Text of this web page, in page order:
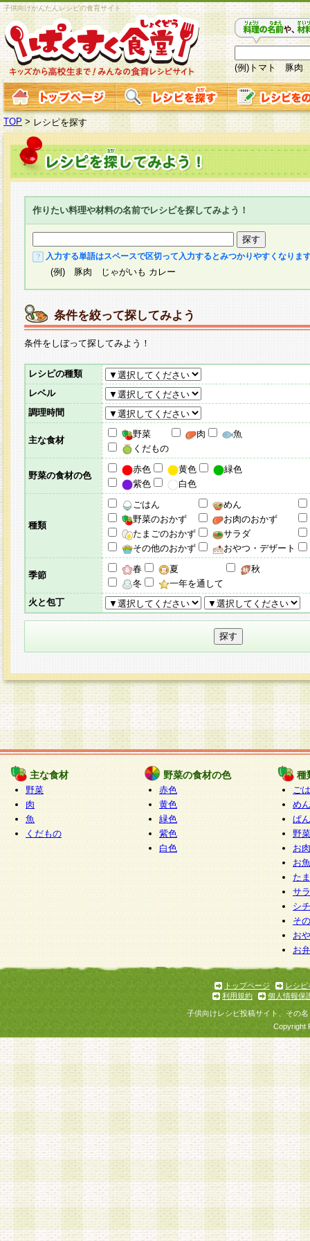
子供向けかんたんレシピの食育サイト
(例)トマト 豚肉
TOP > レシピを探す
作りたい料理や材料の名前でレシピを探してみよう！
入力する単語はスペースで区切って入力するとみつかりやすくなりま
(例) 豚肉 じゃがいも カレー
条件を絞って探してみよう
条件をしぼって探してみよう！
レシピの種類
レベル
調理時間
主な食材
野菜 肉
魚
くだもの
野菜の食材の色
赤色 黄色
緑色
紫色
白色
種類
ごはん
めん
野菜のおかず
お肉のおかず
たまごのおかず
サラダ
その他のおかず
おやつ・デザート
季節
春 夏
秋
冬
一年を通して
火と包丁
主な食材
野菜
肉
魚
くだもの
野菜の食材の色
赤色
黄色
緑色
紫色
白色
種
ご
めん
ぱん
野
お
お
た
サ
シ
そ
お
お
トップページ
レシピ
利用規約
個人情報保
子供向けレシピ投稿サイト、その
Copyright